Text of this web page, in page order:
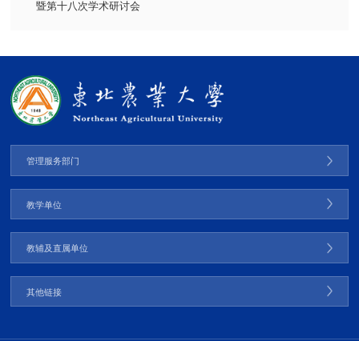
暨第十八次学术研讨会
管理服务部门
教学单位
教辅及直属单位
其他链接